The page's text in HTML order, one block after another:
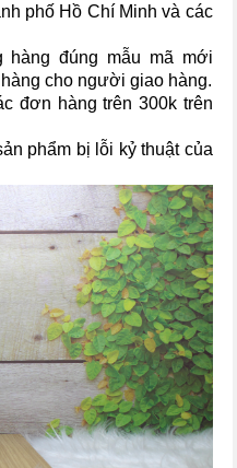
phố Hồ Chí Minh và các
hàng đúng mẫu mã mới
cho người giao hàng.
đơn hàng trên 300k trên
phẩm bị lỗi kỷ thuật của